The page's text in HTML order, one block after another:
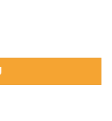
količina